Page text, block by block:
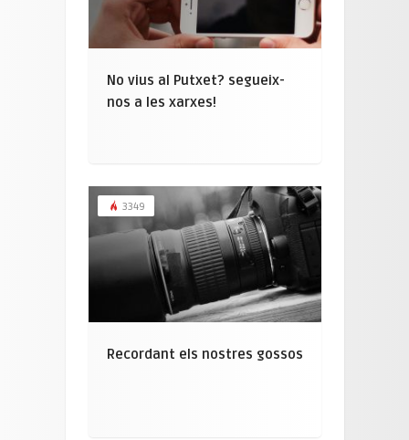
No vius al Putxet? segueix-
nos a les xarxes!
3349
Recordant els nostres gossos